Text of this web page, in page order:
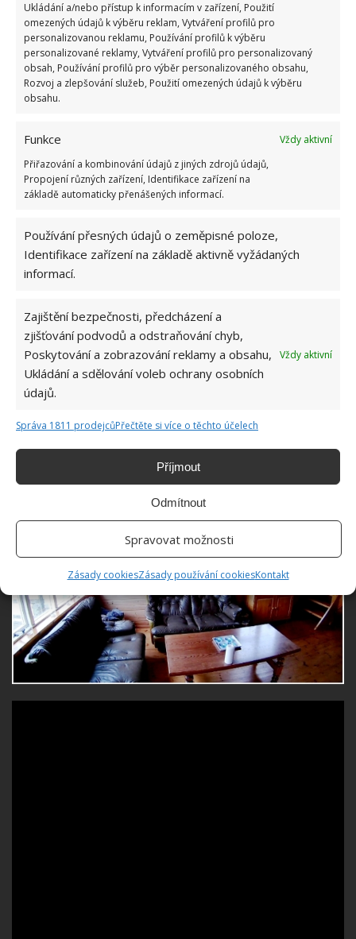
Ukládání a/nebo přístup k informacím v zařízení, Použití
omezených údajů k výběru reklam, Vytváření profilů pro
personalizovanou reklamu, Používání profilů k výběru
personalizované reklamy, Vytváření profilů pro personalizovaný
obsah, Používání profilů pro výběr personalizovaného obsahu,
Rozvoj a zlepšování služeb, Použití omezených údajů k výběru
obsahu.
Funkce
Vždy aktivní
Přiřazování a kombinování údajů z jiných zdrojů údajů,
Propojení různých zařízení, Identifikace zařízení na
základě automaticky přenášených informací.
Používání přesných údajů o zeměpisné poloze,
Identifikace zařízení na základě aktivně vyžádaných
informací.
Zajištění bezpečnosti, předcházení a
zjišťování podvodů a odstraňování chyb,
Poskytování a zobrazování reklamy a obsahu,
Ukládání a sdělování voleb ochrany osobních
údajů.
Vždy aktivní
Správa 1811 prodejcůPřečtěte si více o těchto účelech
Příjmout
Odmítnout
Spravovat možnosti
Zásady cookiesZásady používání cookiesKontakt
Navštívit ostrov můžete i vy
Na ostrov se dá sice dostat z pevniny na člunu,
přístup k domu je ale poměrně náročný a
krkolomný. Kromě lovců zde můžete potkat i turisty,
cestovní agentury sem totiž pořádají jednodenní
zájezdy, neboť zájem o to vidět a vyfotit si tento
osamělý domek uprostřed nehostinné přírody na
malém ostrůvku v Atlantském oceánu je stále velký.